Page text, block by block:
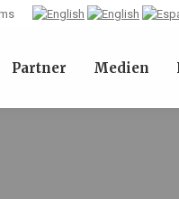
Partner Medien